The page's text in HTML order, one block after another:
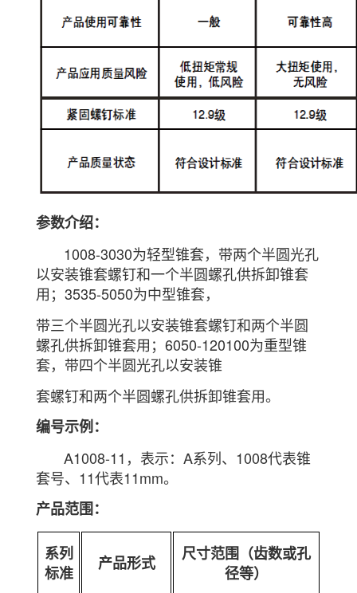
参数介绍：
1008-3030为轻型锥套，带两个半圆光孔
以安装锥套螺钉和一个半圆螺孔供拆卸锥套
用；3535-5050为中型锥套，
带三个半圆光孔以安装锥套螺钉和两个半圆
螺孔供拆卸锥套用；6050-120100为重型锥
套，带四个半圆光孔以安装锥
套螺钉和两个半圆螺孔供拆卸锥套用。
编号示例：
A1008-11，表示：A系列、1008代表锥
套号、11代表11mm。
产品范围：
系列
标准
产品形式
尺寸范围（齿数或孔
径等）